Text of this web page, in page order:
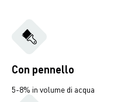
Con pennello
5-8% in volume di acqua